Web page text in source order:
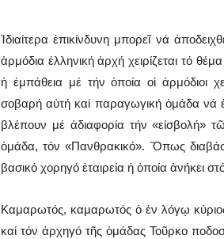
Ἰδιαίτερα ἐπικίνδυνη μπορεῖ νά
ἁρμόδια ἑλληνική ἀρχή χειρίζεται τό
ἡ ἐμπάθεια μέ τήν ὁποία οἱ ἁρμόδιοι
σοβαρή αὐτή καί παραγωγική ὁμάδα νά
βλέπουν μέ ἀδιαφορία τήν «εἰσβολή»
ὁμάδα, τόν «Πανθρακικό». Ὅπως
βασικό χορηγό ἑταιρεία ἡ ὁποία ἀνήκει
Καμαρωτός, καμαρωτός ὁ ἐν λόγῳ
καί τόν ἀρχηγό τῆς ὁμάδας Τοῦρκο